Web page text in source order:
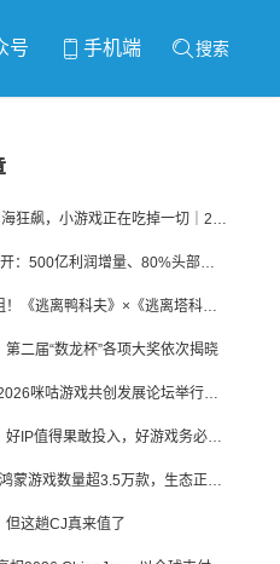
号 手机端 搜索
端游“复活”，出海狂飙，小游戏正在吃掉一切｜2026上半年产业报告
游戏AI“账本”公开：500亿利润增量、80%头部入局，谁在闷声发财？
对话搜打撤鼻祖！《逃离鸭科夫》×《逃离塔科夫》官方线下沙龙落幕
第二届“数龙杯”各项大奖依次揭晓
智竞·未来——2026咪咕游戏共创发展论坛举行：聚力精品内容、AI创作与电竞生态，共建高品质益智健康游戏社区
盛趣游戏彭程：好IP值得果敢投入，好游戏务必长效经营
2026 CDEC：鸿蒙游戏数量超3.5万款，生态正循环加速产业高质量发展
但这趟CJ真来值了